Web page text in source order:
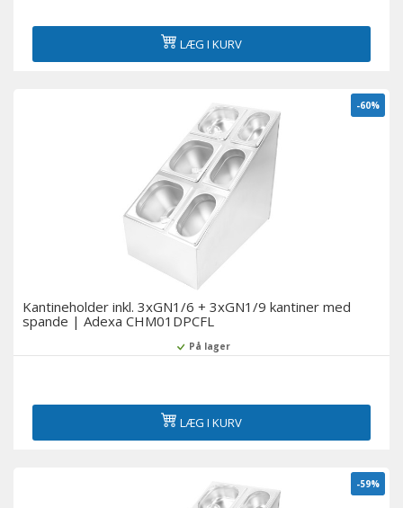
LÆG I KURV
-60%
Kantineholder inkl. 3xGN1/6 + 3xGN1/9 kantiner med
spande | Adexa CHM01DPCFL
På lager
LÆG I KURV
-59%